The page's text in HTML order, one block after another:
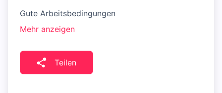
Gute Arbeitsbedingungen
Mehr anzeigen
Teilen